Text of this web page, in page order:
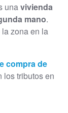
unavivienda
mano.
zona en la
compra de
los tributos en